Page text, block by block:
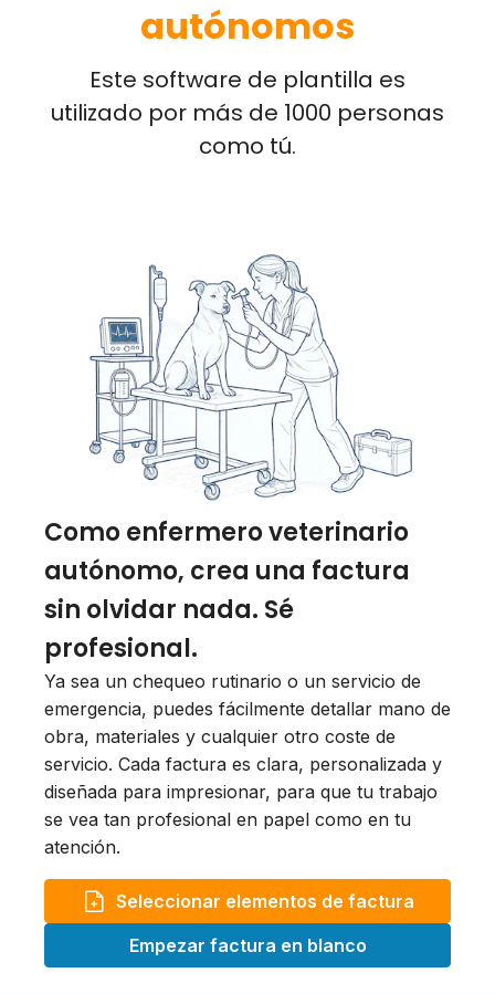
autónomos
Este software de plantilla es
utilizado por más de 1000 personas
como tú.
Como enfermero veterinario
autónomo, crea una factura
sin olvidar nada. Sé
profesional.
Ya sea un chequeo rutinario o un servicio de
emergencia, puedes fácilmente detallar mano de
obra, materiales y cualquier otro coste de
servicio. Cada factura es clara, personalizada y
diseñada para impresionar, para que tu trabajo
se vea tan profesional en papel como en tu
atención.
Seleccionar elementos de factura
Empezar factura en blanco